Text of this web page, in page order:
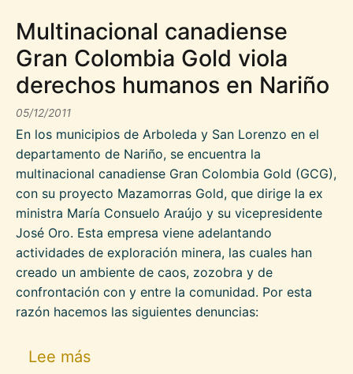
Multinacional canadiense
Gran Colombia Gold viola
derechos humanos en Nariño
05/12/2011
En los municipios de Arboleda y San Lorenzo en el
departamento de Nariño, se encuentra la
multinacional canadiense Gran Colombia Gold (GCG),
con su proyecto Mazamorras Gold, que dirige la ex
ministra María Consuelo Araújo y su vicepresidente
José Oro. Esta empresa viene adelantando
actividades de exploración minera, las cuales han
creado un ambiente de caos, zozobra y de
confrontación con y entre la comunidad. Por esta
razón hacemos las siguientes denuncias:
Lee mássobre Multinacional canadiense